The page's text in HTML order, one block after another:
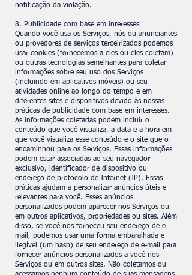
notificação da violação.
8. Publicidade com base em interesses
Quando você usa os Serviços, nós ou anunciantes
ou provedores de serviços terceirizados podemos
usar cookies (fornecemos a eles ou eles coletam)
ou outras tecnologias semelhantes para coletar
informações sobre seu uso dos Serviços
(incluindo em aplicativos móveis) ou seu
atividades online ao longo do tempo e em
diferentes sites e dispositivos devido às nossas
práticas de publicidade com base em interesses.
As informações coletadas podem incluir o
conteúdo que você visualiza, a data e a hora em
que você visualiza esse conteúdo e o site que o
encaminhou para os Serviços. Essas informações
podem estar associadas ao seu navegador
exclusivo, identificador de dispositivo ou
endereço de protocolo de Internet (IP). Essas
práticas ajudam a personalizar anúncios úteis e
relevantes para você. Esses anúncios
personalizados podem aparecer nos Serviços ou
em outros aplicativos, propriedades ou sites. Além
disso, se você nos forneceu seu endereço de e-
mail, podemos usar uma forma embaralhada e
ilegível (um hash) de seu endereço de e-mail para
fornecer anúncios personalizados a você nos
Serviços ou em outros sites. Não coletamos ou